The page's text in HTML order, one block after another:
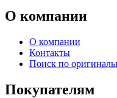
О компании
О компании
Контакты
Поиск по
Покупателям